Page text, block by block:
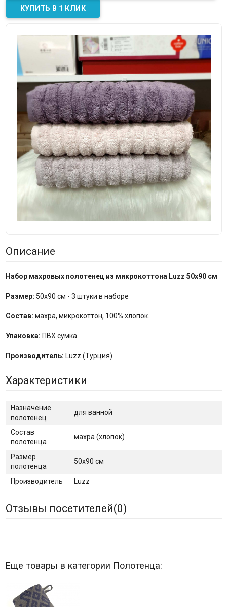
Описание
Набор махровых полотенец из микрокоттона Luzz 50х90 см
Размер: 50х90 см - 3 штуки в наборе
Состав: махра, микрокоттон, 100% хлопок.
Упаковка: ПВХ сумка.
Производитель: Luzz (Турция)
Характеристики
Назначение
полотенец
для ванной
Состав
полотенца
махра (хлопок)
Размер
полотенца
50х90 см
Производитель Luzz
Отзывы посетителей(0)
Еще товары в категории Полотенца: